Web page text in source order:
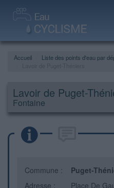
Accueil Liste des points d'eau par
Lavoir de Puget-
Fontaine
Commune : Puget-
Adresse :
Place De